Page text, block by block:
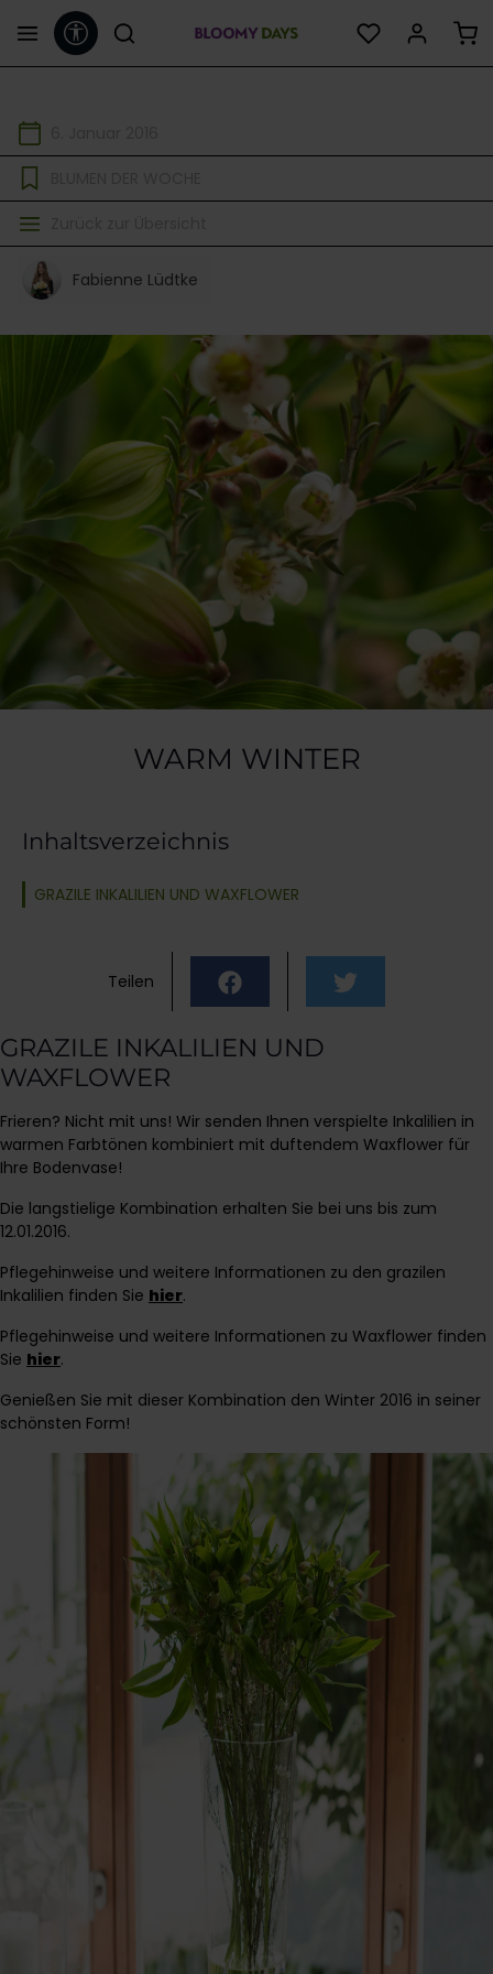
springenWerkzeugleiste anzeigen
Fabienne Lüdtke
WARM WINTER
Inhaltsverzeichnis
GRAZILE INKALILIEN UND WAXFLOWER
Teilen
GRAZILE INKALILIEN UND
WAXFLOWER
Frieren? Nicht mit uns! Wir senden Ihnen verspielte Inkalilien in
warmen Farbtönen kombiniert mit duftendem Waxflower für
Ihre Bodenvase!
Die langstielige Kombination erhalten Sie bei uns bis zum
12.01.2016.
Pflegehinweise und weitere Informationen zu den grazilen
Inkalilien finden Sie hier.
Pflegehinweise und weitere Informationen zu Waxflower finden
Sie hier.
Genießen Sie mit dieser Kombination den Winter 2016 in seiner
schönsten Form!